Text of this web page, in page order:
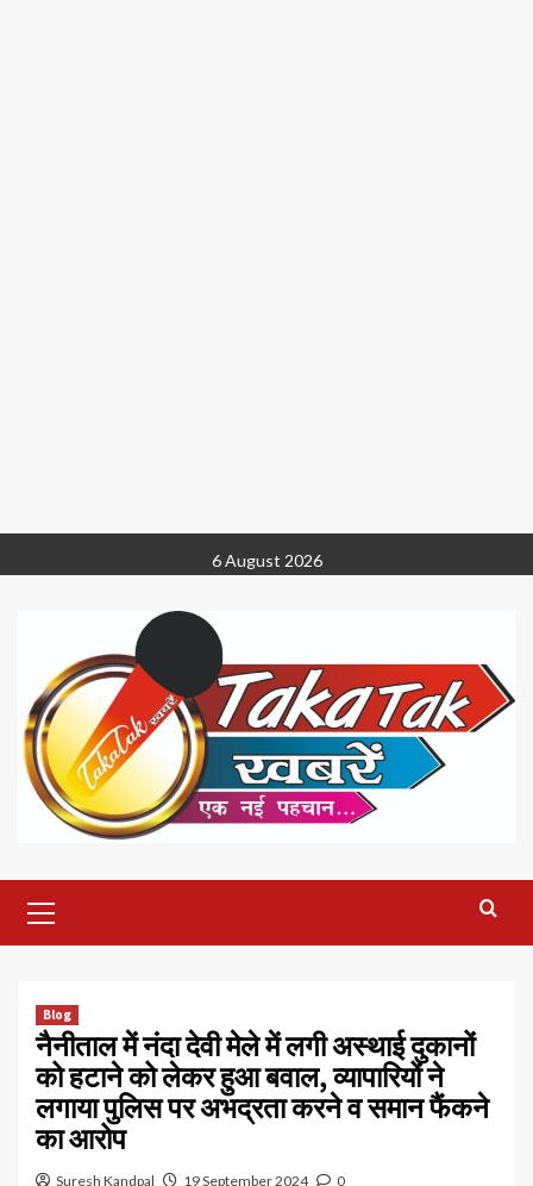
to
6 August 2026
Menu
Blog
नैनीताल में नंदा देवी मेले में लगी अस्थाई दुकानों
को हटाने को लेकर हुआ बवाल, व्यापारियों ने
लगाया पुलिस पर अभद्रता करने व समान फैंकने
का आरोप
Suresh Kandpal 19 September 2024 0